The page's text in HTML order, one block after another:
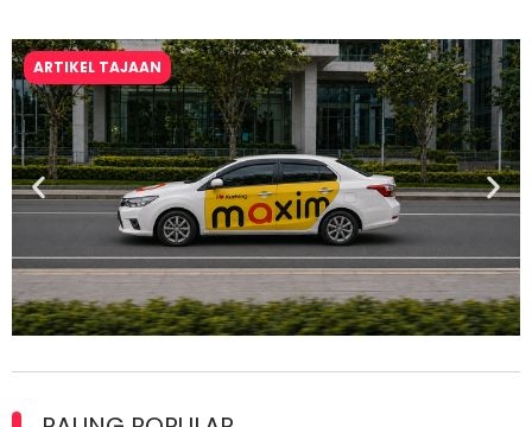
ARTIKEL TAJAAN
lesen separuh pertama 2026